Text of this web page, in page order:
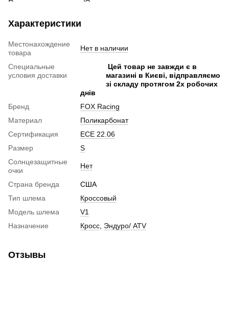
Расходники
Эксклюзивные шлемы
Мотошлем для ребенка
Пинлок
Аксессуары для мотошлемов
Визор на шлем
Беруши для мотоциклистов
Характеристики
Местонахождение
товара
Нет в наличии
Специальные
условия доставки
Цей товар не завжди є в
магазині в Києві, відправляємо
зі складу протягом 2х робочих
днів
Бренд
FOX Racing
Материал
Поликарбонат
Сертификация
ECE 22.06
Размер
S
Солнцезащитные
очки
Нет
Страна бренда
США
Тип шлема
Кроссовый
Модель шлема
V1
Назначение
Кросс Эндуро/ ATV
Отзывы